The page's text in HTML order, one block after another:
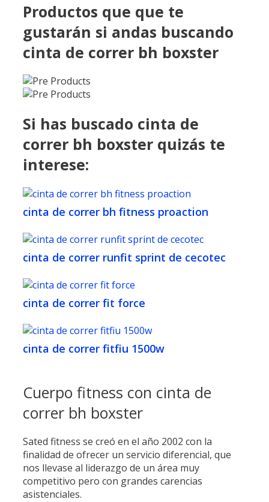
Productos que que te
gustarán si andas buscando
cinta de correr bh boxster
Si has buscado cinta de
correr bh boxster quizás te
interese:
cinta de correr bh fitness proaction
cinta de correr runfit sprint de cecotec
cinta de correr fit force
cinta de correr fitfiu 1500w
Cuerpo fitness con cinta de
correr bh boxster
Sated fitness se creó en el año 2002 con la
finalidad de ofrecer un servicio diferencial, que
nos llevase al liderazgo de un área muy
competitivo pero con grandes carencias
asistenciales.